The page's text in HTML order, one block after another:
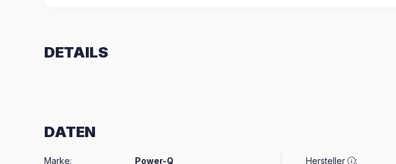
DETAILS
DATEN
Marke: Power-Q Hersteller :